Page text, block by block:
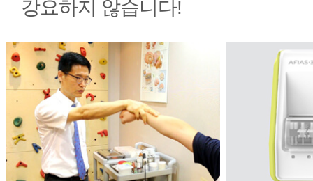
강요하지 않습니다!